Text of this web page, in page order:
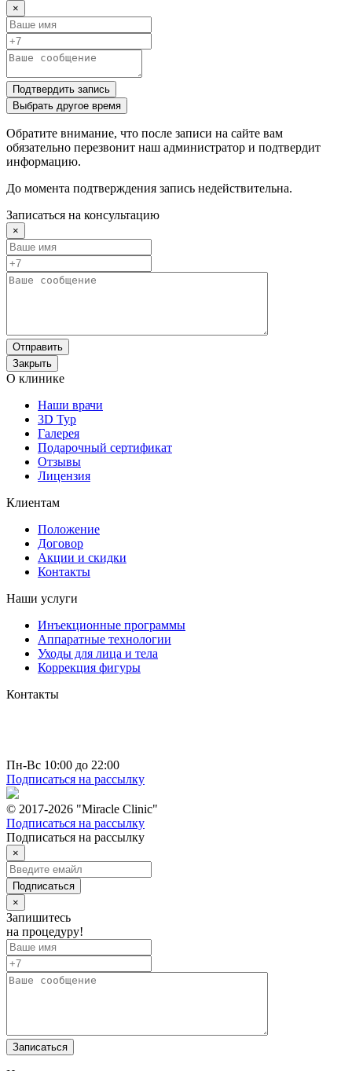
×
Подтвердить запись
Выбрать другое время
Обратите внимание, что после записи на сайте вам
обязательно перезвонит наш администратор и подтвердит
информацию.
До момента подтверждения запись недействительна.
Записаться на консультацию
×
Отправить
Закрыть
О клинике
Наши врачи
3D Тур
Галерея
Подарочный сертификат
Отзывы
Лицензия
Клиентам
Положение
Договор
Акции и скидки
Контакты
Наши услуги
Инъекционные программы
Аппаратные технологии
Уходы для лица и тела
Коррекция фигуры
Контакты
Пн-Вс 10:00 до 22:00
Подписаться на рассылку
© 2017-2026 "Miracle Clinic"
Подписаться на рассылку
Подписаться на рассылку
×
Подписаться
×
Запишитесь
на процедуру!
Записаться